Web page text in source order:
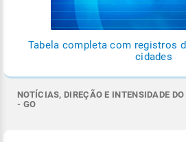
Tabela completa com registros
cidades
NOTÍCIAS, DIREÇÃO E INTENSIDADE
- GO